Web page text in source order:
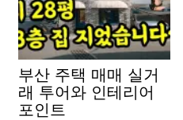
부산 주택 매매 실거
래 투어와 인테리어
포인트